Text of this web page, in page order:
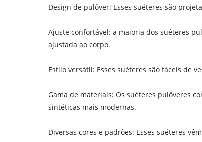
Design de pulôver: Esses suéteres são
Ajuste confortável: a maioria dos suéteres
ajustada ao corpo.
Estilo versátil: Esses suéteres são fáceis de
Gama de materiais: Os suéteres pulôveres
sintéticas mais modernas.
Diversas cores e padrões: Esses suéteres